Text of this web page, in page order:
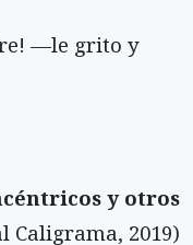
—le grito y
y otros
Caligrama, 2019)